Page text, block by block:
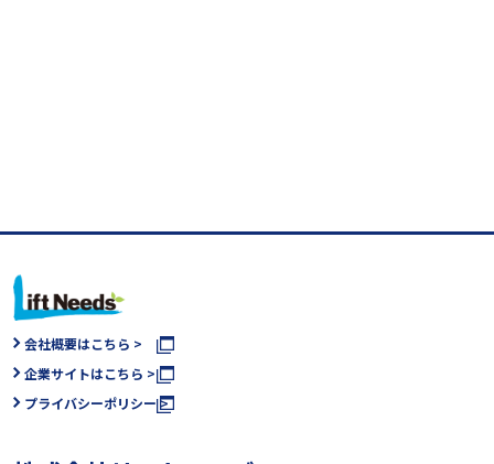
会社概要はこちら >
企業サイトはこちら >
プライバシーポリシー >